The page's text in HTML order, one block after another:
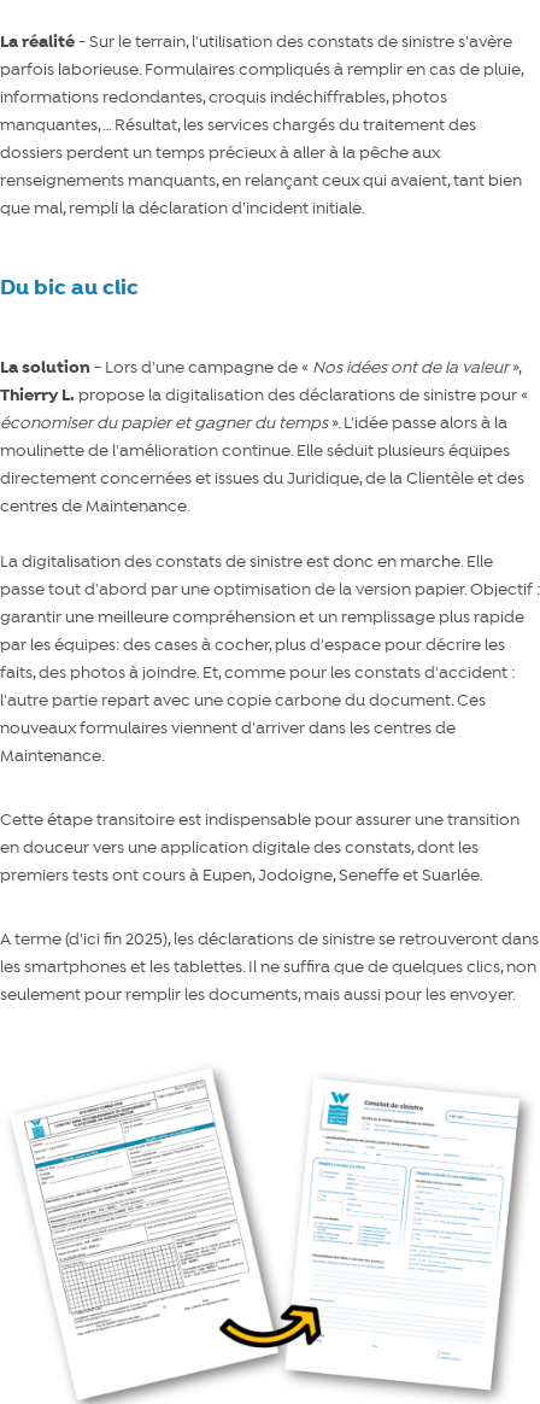
La réalité - Sur le terrain, l'utilisation des constats de sinistre s'avère
parfois laborieuse. Formulaires compliqués à remplir en cas de pluie,
informations redondantes, croquis indéchiffrables, photos
manquantes, … Résultat, les services chargés du traitement des
dossiers perdent un temps précieux à aller à la pêche aux
renseignements manquants, en relançant ceux qui avaient, tant bien
que mal, rempli la déclaration d'incident initiale.
Du bic au clic
La solution - Lors d'une campagne de « Nos idées ont de la valeur»,
Thierry L.propose ladigitalisation des déclarations de sinistrepour «
économiser du papier et gagner du temps». L'idée passe alors à la
moulinette de l'amélioration continue. Elle séduit plusieurs équipes
directement concernées et issues du Juridique, de la Clientèle et des
centres de Maintenance.
La digitalisation des constats de sinistre est donc en marche. Elle
passe tout d'abord par une optimisation de la version papier. Objectif :
garantir une meilleure compréhension et un remplissage plus rapide
par les équipes: des cases à cocher, plus d'espace pour décrire les
faits, des photos à joindre. Et, comme pour les constats d'accident :
l'autre partie repart avec une copie carbone du document. Ces
nouveaux formulaires viennent d'arriver dans les centres de
Maintenance.
Cette étape transitoire est indispensable pour assurer une transition
en douceur vers une application digitale des constats, dont les
premiers tests ont cours à Eupen, Jodoigne, Seneffe et Suarlée.
A terme (d'ici fin 2025), les déclarations de sinistre se retrouveront dans
les smartphones et les tablettes. Il ne suffira que de quelques clics, non
seulement pour remplir les documents, mais aussi pour les envoyer.